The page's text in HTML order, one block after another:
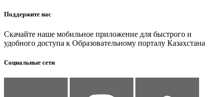
Поддержите нас
Скачайте наше мобильное приложение для быстрого и
удобного доступа к Образовательному порталу Казахстана
Социальные сети